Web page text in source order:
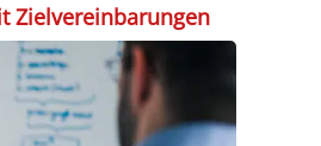
Zielvereinbarungen